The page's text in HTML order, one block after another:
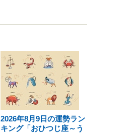
2026年8月9日の運勢ラン
キング「おひつじ座～う